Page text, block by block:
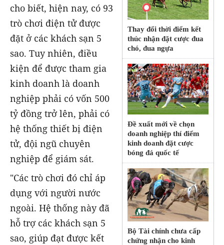
Thay đổi thời điểm kết
thúc nhận đặt cược đua
chó, đua ngựa
Đề xuất mới về chọn
doanh nghiệp thí điểm
kinh doanh đặt cược
bóng đá quốc tế
Bộ Tài chính chưa cấp
chứng nhận cho kinh
cho biết, hiện nay, có 93
trò chơi điện tử được
đặt ở các khách sạn 5
sao. Tuy nhiên, điều
kiện để được tham gia
kinh doanh là doanh
nghiệp phải có vốn 500
tỷ đồng trở lên, phải có
hệ thống thiết bị điện
tử, đội ngũ chuyên
nghiệp để giám sát.
"Các trò chơi đó chỉ áp
dụng với người nước
ngoài. Hệ thống này đã
hỗ trợ các khách sạn 5
sao, giúp đạt được kết